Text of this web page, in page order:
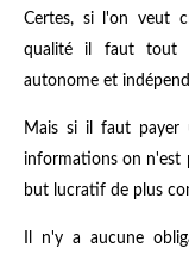
Certes, si l'on veut
qualité il faut tout
autonome et
Mais si il faut payer
informations on n'est
but lucratif de plus
Il n'y a aucune